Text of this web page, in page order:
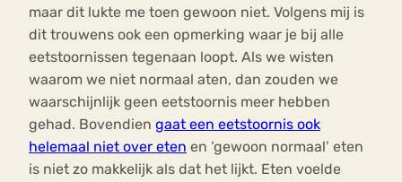
maar dit lukte me toen gewoon niet. Volgens mij is
dit trouwens ook een opmerking waar je bij alle
eetstoornissen tegenaan loopt. Als we wisten
waarom we niet normaal aten, dan zouden we
waarschijnlijk geen eetstoornis meer hebben
gehad. Bovendien gaat een eetstoornis ook
helemaal niet over eten en ‘gewoon normaal’ eten
is niet zo makkelijk als dat het lijkt. Eten voelde